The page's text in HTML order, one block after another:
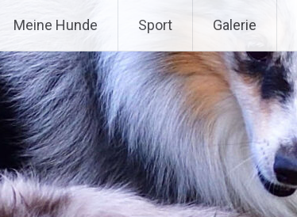
Meine Hunde Sport Galerie